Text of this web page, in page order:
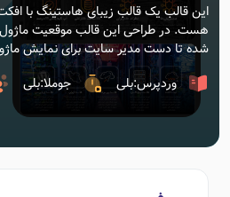
این قالب یک قالب زیبای هاستینگ با
هست. در طراحی این قالب موقعیت ماژول
شده تا دست مدیر سایت برای نمایش
وردپرس:بلی
جوملا:بلی